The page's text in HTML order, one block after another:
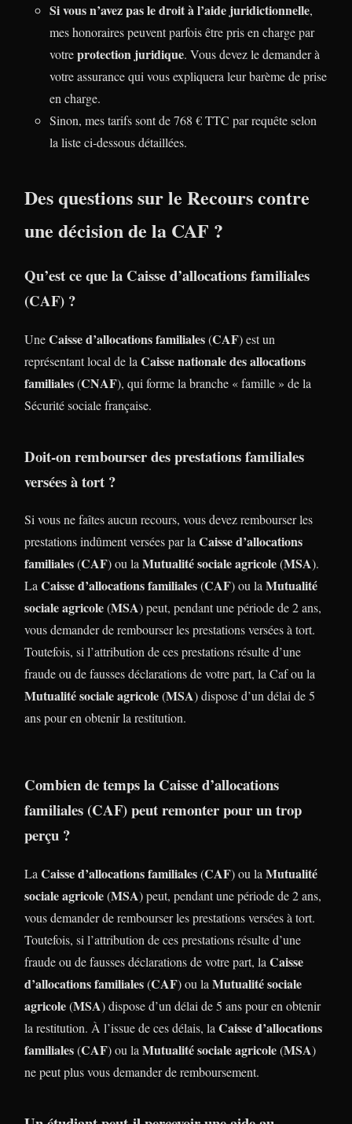
Si vous n’avez pas le droit à l’aide juridictionnelle,
mes honoraires peuvent parfois être pris en charge par
votreprotection juridique. Vous devez le demander à
votre assurance qui vous expliquera leur barème de prise
en charge.
Sinon, mes tarifs sont de 768 € TTC par requête selon
la liste ci-dessous détaillées.
Des questions sur le Recours contre
une décision de la CAF ?
Qu’est ce que la Caisse d’allocations familiales
(CAF) ?
UneCaisse d’allocations familiales(CAF) est un
représentant local de la Caisse nationale des allocations
familiales(CNAF), qui forme la branche « famille » de la
Sécurité sociale française.
Doit-on rembourser des prestations familiales
versées à tort ?
Si vous ne faîtes aucun recours, vous devez rembourser les
prestations indûment versées par laCaisse d’allocations
familiales(CAF) ou laMutualité sociale agricole(MSA).
LaCaisse d’allocations familiales(CAF) ou laMutualité
sociale agricole(MSA) peut, pendant une période de 2 ans,
vous demander de rembourser les prestations versées à tort.
Toutefois, si l’attribution de ces prestations résulte d’une
fraude ou de fausses déclarations de votre part, la Caf ou la
Mutualité sociale agricole(MSA) dispose d’un délai de 5
ans pour en obtenir la restitution.
Combien de temps la Caisse d’allocations
familiales (CAF) peut remonter pour un trop
perçu ?
La Caisse d’allocations familiales(CAF) ou la Mutualité
sociale agricole(MSA) peut, pendant une période de 2 ans,
vous demander de rembourser les prestations versées à tort.
Toutefois, si l’attribution de ces prestations résulte d’une
fraude ou de fausses déclarations de votre part, la Caisse
d’allocations familiales(CAF) ou la Mutualité sociale
agricole(MSA) dispose d’un délai de 5 ans pour en obtenir
la restitution. À l’issue de ces délais, la Caisse d’allocations
familiales(CAF) ou la Mutualité sociale agricole(MSA)
ne peut plus vous demander de remboursement.